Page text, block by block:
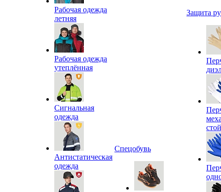
Рабочая одежда
летняя
Рабочая одежда
утеплённая
Сигнальная
одежда
Антистатическая
одежда
Спецобувь
Защита